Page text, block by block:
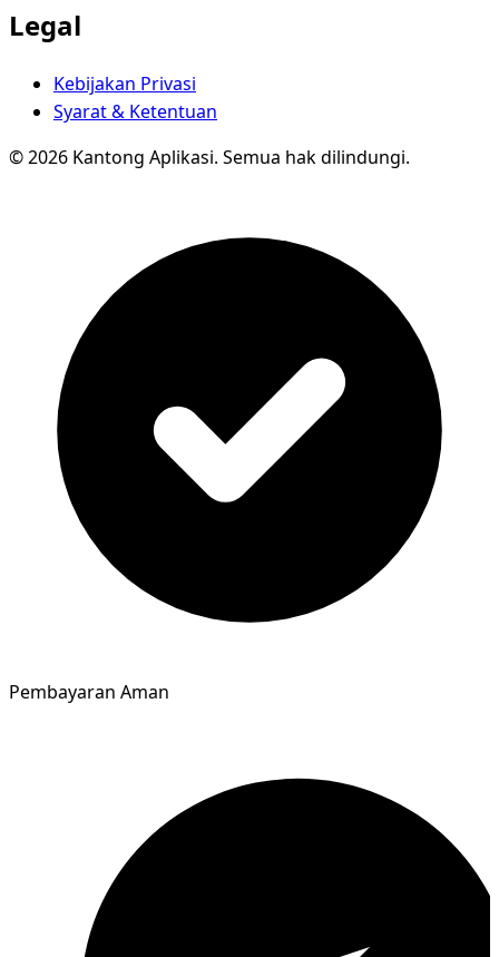
Legal
Kebijakan Privasi
Syarat & Ketentuan
© 2026 Kantong Aplikasi. Semua hak dilindungi.
Pembayaran Aman